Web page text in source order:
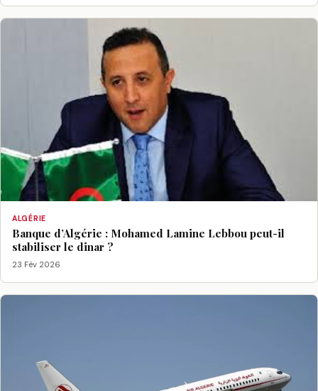
ALGÉRIE
Banque d’Algérie : Mohamed Lamine Lebbou peut-il
stabiliser le dinar ?
23 Fév 2026